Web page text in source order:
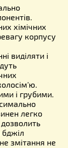
хімічних
корпусу
виділяти і
і грубими.
легко
бджіл
змітання не